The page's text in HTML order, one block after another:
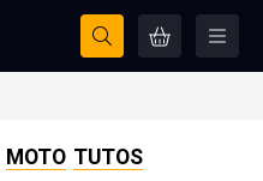
MOTO TUTOS